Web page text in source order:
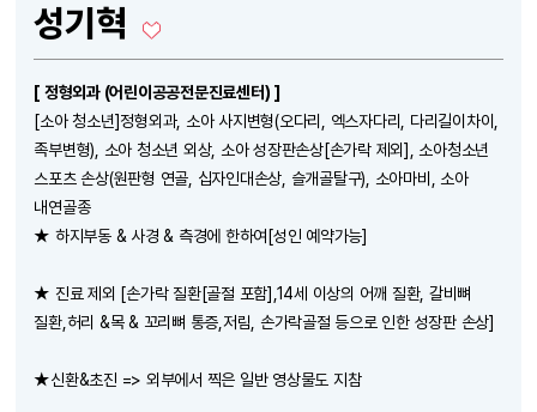
성기혁
[ 정형외과 (어린이공공전문진료센터) ]
[소아 청소년]정형외과, 소아 사지변형(오다리, 엑스자다리, 다리길이차이,
족부변형), 소아 청소년 외상, 소아 성장판손상[손가락 제외], 소아청소년
스포츠 손상(원판형 연골, 십자인대손상, 슬개골탈구), 소아마비, 소아
내연골종
★ 하지부동 & 사경 & 측경에 한하여[성인 예약가능]
★ 진료 제외 [손가락 질환[골절 포함],14세 이상의 어깨 질환, 갈비뼈
질환,허리 &목 & 꼬리뼈 통증,저림, 손가락골절 등으로 인한 성장판 손상]
★신환&초진 => 외부에서 찍은 일반 영상물도 지참